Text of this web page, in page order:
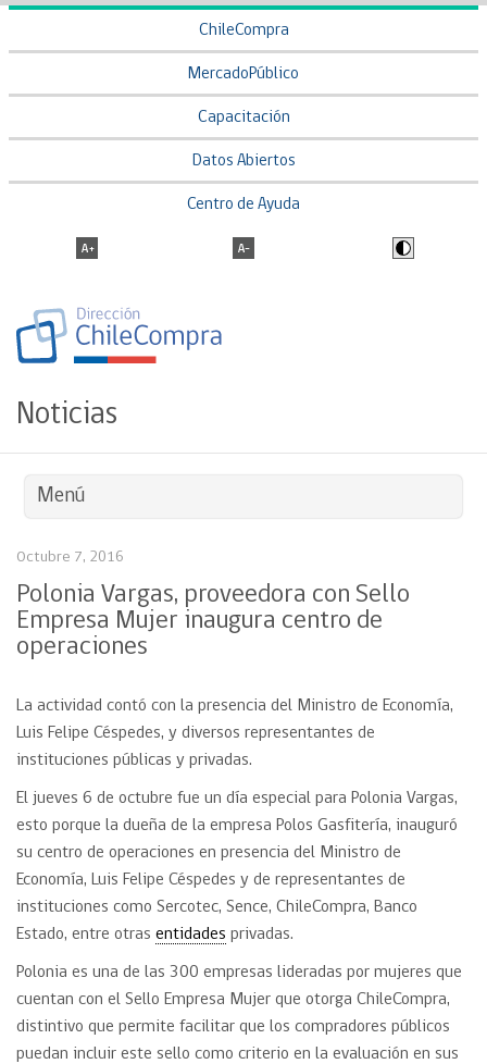
ChileCompra
MercadoPúblico
Capacitación
Datos Abiertos
Centro de Ayuda
Noticias
Menú
Octubre 7, 2016
Polonia Vargas, proveedora con Sello
Empresa Mujer inaugura centro de
operaciones
La actividad contó con la presencia del Ministro de Economía,
Luis Felipe Céspedes, y diversos representantes de
instituciones públicas y privadas.
El jueves 6 de octubre fue un día especial para Polonia Vargas,
esto porque la dueña de la empresa Polos Gasfitería, inauguró
su centro de operaciones en presencia del Ministro de
Economía, Luis Felipe Céspedes y de representantes de
instituciones como Sercotec, Sence, ChileCompra, Banco
Estado, entre otras entidades privadas.
Polonia es una de las 300 empresas lideradas por mujeres que
cuentan con el Sello Empresa Mujer que otorga ChileCompra,
distintivo que permite facilitar que los compradores públicos
puedan incluir este sello como criterio en la evaluación en sus